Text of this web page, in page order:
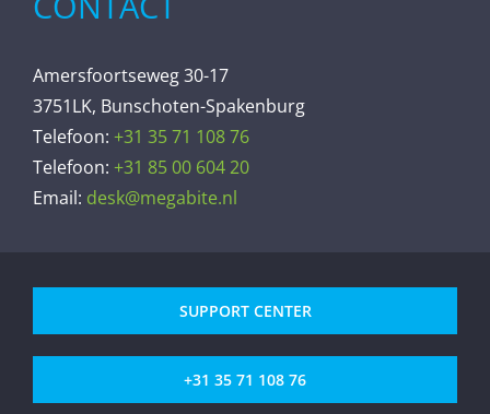
Amersfoortseweg 30-17
3751LK, Bunschoten-Spakenburg
Telefoon: +31 35 71 108 76
Telefoon: +31 85 00 604 20
Email: desk@megabite.nl
SUPPORT CENTER
+31 35 71 108 76